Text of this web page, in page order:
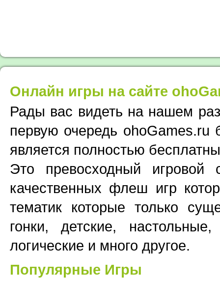
Онлайн игры на сайте
Рады вас видеть на нашем
первую очередь
является полностью
Это превосходный
качественных флеш игр
тематик которые только
гонки, детские,
логические и много другое.
Популярные Игры